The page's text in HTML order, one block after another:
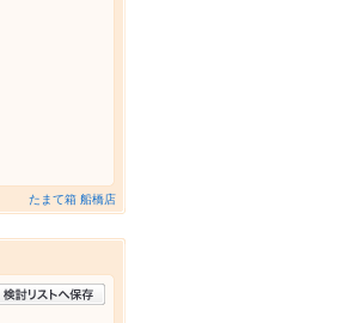
たまて箱 船橋店